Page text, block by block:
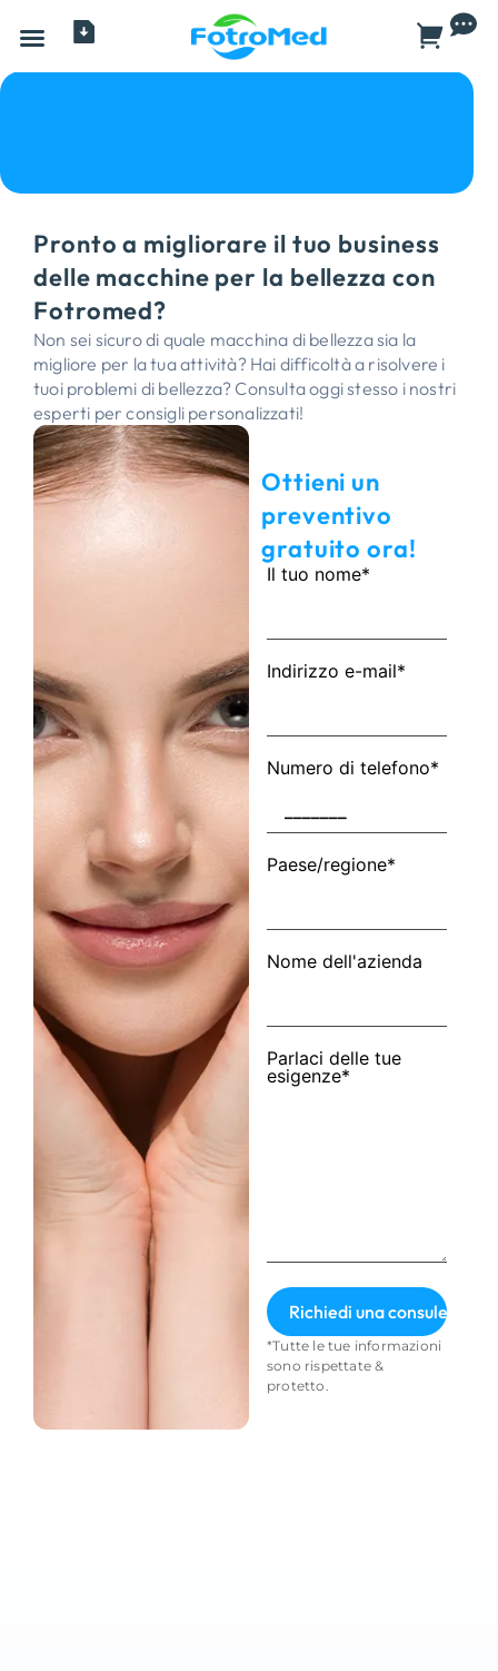
Pronto a migliorare il tuo business
delle macchine per la bellezza con
Fotromed?
Non sei sicuro di quale macchina di bellezza sia la
migliore per la tua attività? Hai difficoltà a risolvere i
tuoi problemi di bellezza? Consulta oggi stesso i nostri
esperti per consigli personalizzati!
Ottieni un
preventivo
gratuito ora!
Il tuo nome*
Indirizzo e-mail*
Numero di telefono*
Paese/regione*
Nome dell'azienda
Parlaci delle tue
esigenze*
*Tutte le tue informazioni
sono rispettate &
protetto.